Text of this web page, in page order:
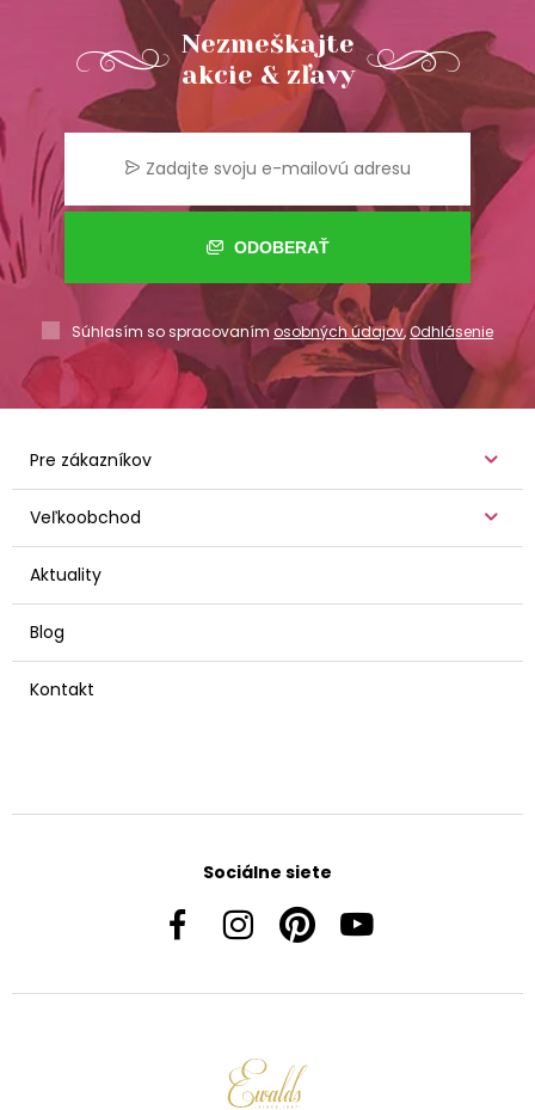
Nezmeškajte
akcie & zľavy
ODOBERAŤ
Súhlasím so spracovaním osobných údajov,Odhlásenie
Pre zákazníkov
Veľkoobchod
Aktuality
Blog
Kontakt
Sociálne siete